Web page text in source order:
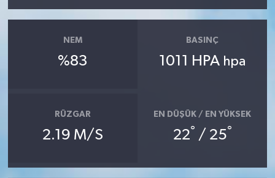
NEM
%83
BASINÇ
1011 HPA hpa
RÜZGAR
2.19 M/S
EN DÜŞÜK / EN YÜKSEK
22° / 25°